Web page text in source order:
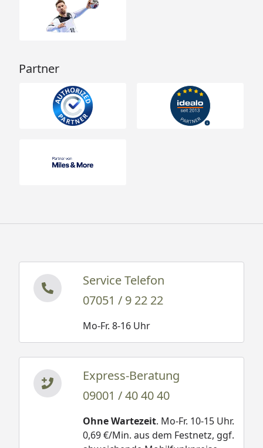
Partner
Service Telefon
07051 / 9 22 22
Mo-Fr. 8-16 Uhr
Express-Beratung
09001 / 40 40 40
Ohne Wartezeit. Mo-Fr. 10-15 Uhr.
0,69 €/Min. aus dem Festnetz, ggf.